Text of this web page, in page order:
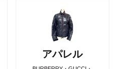
アパレル